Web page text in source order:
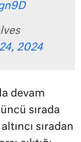
2024
devam
sırada
sıradan